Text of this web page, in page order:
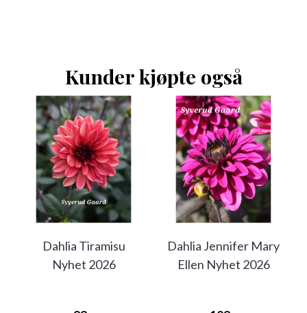
Kunder kjøpte også
Dahlia Tiramisu
Nyhet 2026
Dahlia Jennifer Mary
Ellen Nyhet 2026